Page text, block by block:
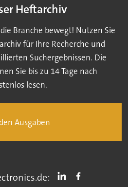
Heftarchiv
Branche bewegt! Nutzen Sie
für Ihre Recherche und
Suchergebnissen. Die
Sie bis zu 14 Tage nach
lesen.
Ausgaben